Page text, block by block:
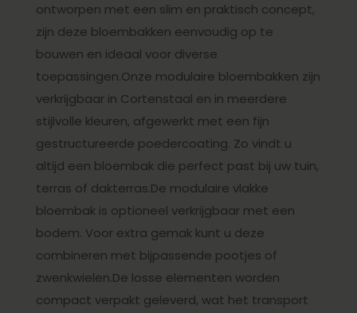
ontworpen met een slim en praktisch concept,
zijn deze bloembakken eenvoudig op te
bouwen en ideaal voor diverse
toepassingen.Onze modulaire bloembakken zijn
verkrijgbaar in Cortenstaal en in meerdere
stijlvolle kleuren, afgewerkt met een fijn
gestructureerde poedercoating. Zo vindt u
altijd een bloembak die perfect past bij uw tuin,
terras of dakterras.De modulaire vlakke
bloembak is optioneel verkrijgbaar met een
bodem. Voor extra gemak kunt u deze
combineren met bijpassende pootjes of
zwenkwielen.De losse elementen worden
compact verpakt geleverd, wat het transport